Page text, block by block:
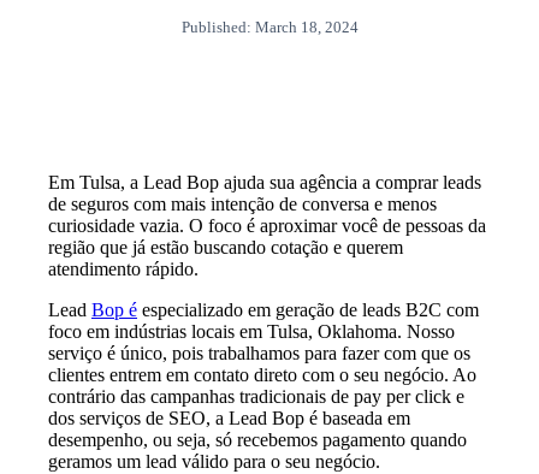
Published: March 18, 2024
Em Tulsa, a Lead Bop ajuda sua agência a comprar leads
de seguros com mais intenção de conversa e menos
curiosidade vazia. O foco é aproximar você de pessoas da
região que já estão buscando cotação e querem
atendimento rápido.
Lead Bop é especializado em geração de leads B2C com
foco em indústrias locais em Tulsa, Oklahoma. Nosso
serviço é único, pois trabalhamos para fazer com que os
clientes entrem em contato direto com o seu negócio. Ao
contrário das campanhas tradicionais de pay per click e
dos serviços de SEO, a Lead Bop é baseada em
desempenho, ou seja, só recebemos pagamento quando
geramos um lead válido para o seu negócio.